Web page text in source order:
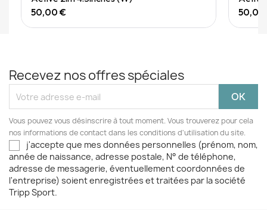
50,00 €
50,00
Recevez nos offres spéciales
Vous pouvez vous désinscrire à tout moment. Vous trouverez pour cela
nos informations de contact dans les conditions d'utilisation du site.
j'accepte que mes données personnelles (prénom, nom,
année de naissance, adresse postale, N° de téléphone,
adresse de messagerie, éventuellement coordonnées de
l'entreprise) soient enregistrées et traitées par la société
Tripp Sport.